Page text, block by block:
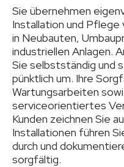
Sie übernehmen
Installation und
in Neubauten,
industriellen Anlagen.
Sie selbstständig und
pünktlich um. Ihre
Wartungsarbeiten
serviceorientiertes
Kunden zeichnen Sie
Installationen führen
durch und
sorgfältig.